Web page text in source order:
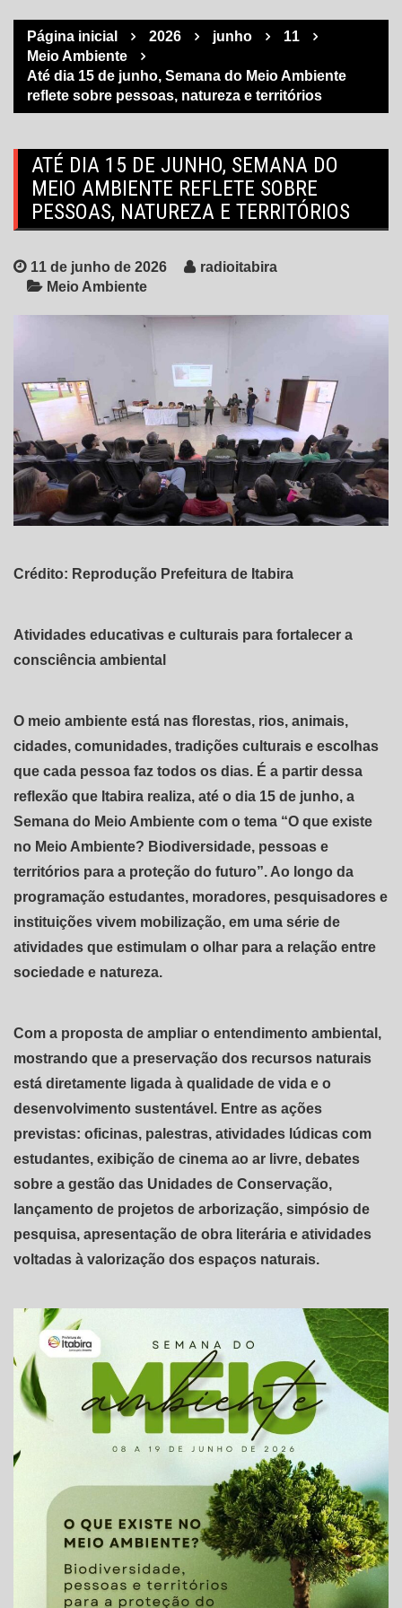
Página inicial 2026 junho
11
Meio Ambiente
Até dia 15 de junho, Semana do Meio Ambiente
reflete sobre pessoas, natureza e territórios
ATÉ DIA 15 DE JUNHO, SEMANA DO
MEIO AMBIENTE REFLETE SOBRE
PESSOAS, NATUREZA E TERRITÓRIOS
11 de junho de 2026
radioitabira
Meio Ambiente
Crédito: Reprodução Prefeitura de Itabira
Atividades educativas e culturais para fortalecer a
consciência ambiental
O meio ambiente está nas florestas, rios, animais,
cidades, comunidades, tradições culturais e escolhas
que cada pessoa faz todos os dias. É a partir dessa
reflexão que Itabira realiza, até o dia 15 de junho, a
Semana do Meio Ambiente com o tema “O que existe
no Meio Ambiente? Biodiversidade, pessoas e
territórios para a proteção do futuro”. Ao longo da
programação estudantes, moradores, pesquisadores e
instituições vivem mobilização, em uma série de
atividades que estimulam o olhar para a relação entre
sociedade e natureza.
Com a proposta de ampliar o entendimento ambiental,
mostrando que a preservação dos recursos naturais
está diretamente ligada à qualidade de vida e o
desenvolvimento sustentável. Entre as ações
previstas: oficinas, palestras, atividades lúdicas com
estudantes, exibição de cinema ao ar livre, debates
sobre a gestão das Unidades de Conservação,
lançamento de projetos de arborização, simpósio de
pesquisa, apresentação de obra literária e atividades
voltadas à valorização dos espaços naturais.